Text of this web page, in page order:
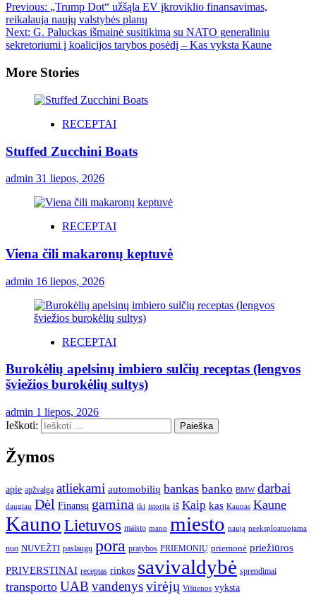
Previous: „Trump Dot“ užšąla EV įkroviklio finansavimas,
reikalauja naujų valstybės planų
Next: G. Paluckas išmainė susitikimą su NATO generaliniu
sekretoriumi į koalicijos tarybos posėdį – Kas vyksta Kaune
More Stories
RECEPTAI
Stuffed Zucchini Boats
admin 31 liepos, 2026
RECEPTAI
Viena čili makaronų keptuvė
admin 16 liepos, 2026
RECEPTAI
Burokėlių apelsinų imbiero sulčių receptas (lengvos
šviežios burokėlių sultys)
admin 1 liepos, 2026
Ieškoti:
Žymos
apie apžvalga atliekami automobilių bankas banko BMW darbai
daugiau Dėl Finansų gamina iki istorija iš Kaip kas Kaunas Kaune
KaunoLietuvos maisto mano miesto naują neeksploatuojama
nuo NUVEŽTI paslaugų pora pratybos PRIEMONIŲ priemonė priežiūros
PRIVERSTINAI receptas rinkos savivaldybė sprendimai
transporto UAB vandenysvirėjų Vištienos vyksta